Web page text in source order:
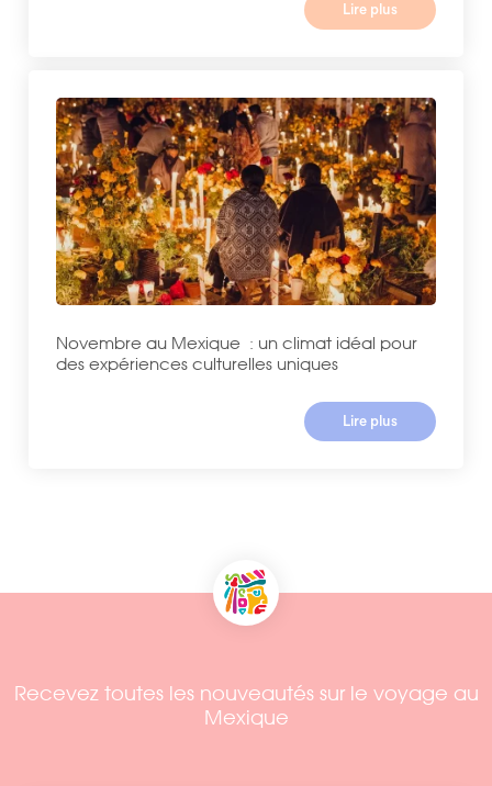
Lire plus
Novembre au Mexique : un climat idéal pour
des expériences culturelles uniques
Lire plus
Recevez toutes les nouveautés sur le voyage au
Mexique